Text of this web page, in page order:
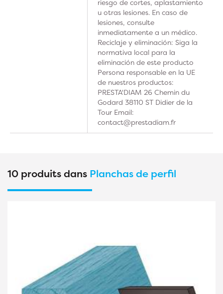
riesgo de cortes, aplastamiento
u otras lesiones. En caso de
lesiones, consulte
inmediatamente a un médico.
Reciclaje y eliminación: Siga la
normativa local para la
eliminación de este producto
Persona responsable en la UE
de nuestros productos:
PRESTA'DIAM 26 Chemin du
Godard 38110 ST Didier de la
Tour Email:
contact@prestadiam.fr
10 produits dans Planchas de perfil